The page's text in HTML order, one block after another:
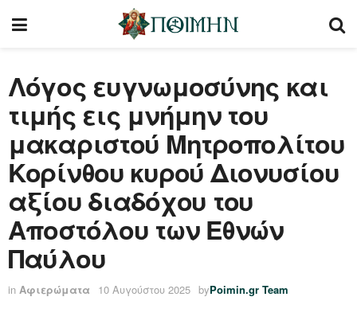
Λόγος ευγνωμοσύνης και
τιμής εις μνήμην του
μακαριστού Μητροπολίτου
Κορίνθου κυρού Διονυσίου
αξίου διαδόχου του
Αποστόλου των Εθνών
Παύλου
in Αφιερώματα 10 Αυγούστου 2025 byPoimin.gr Team